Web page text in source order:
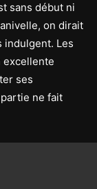
sans début ni
on dirait
Les
excellente
ses
ne fait